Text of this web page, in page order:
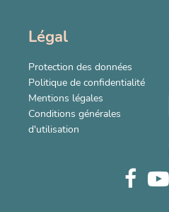
Légal
Protection des données
Politique de confidentialité
Mentions légales
Conditions générales
d'utilisation